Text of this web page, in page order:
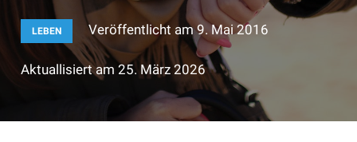
LEBEN Veröffentlicht am9. Mai 2016
Aktuallisiert am 25. März 2026